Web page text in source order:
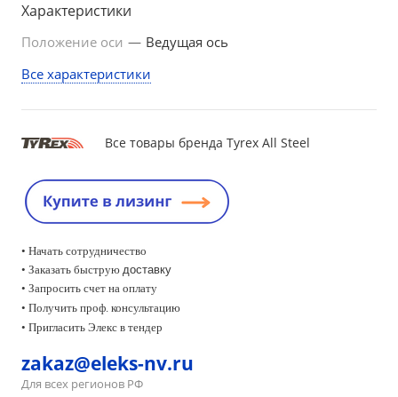
Характеристики
Положение оси — Ведущая ось
Все характеристики
Все товары бренда Tyrex All Steel
• Начать сотрудничество
• Заказать быструю доставку
• Запросить счет на оплату
• Получить проф. консультацию
• Пригласить Элекс в тендер
zakaz@eleks-nv.ru
Для всех регионов РФ